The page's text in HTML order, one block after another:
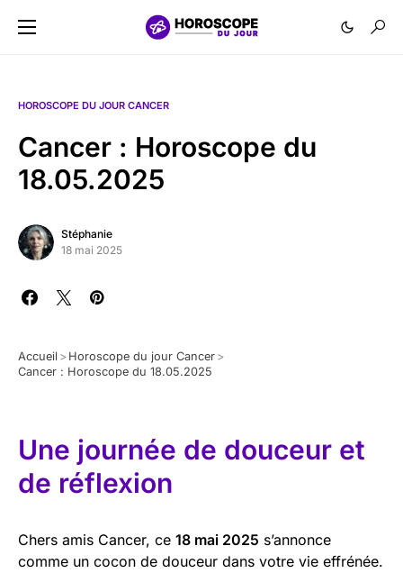
HOROSCOPE DU JOUR CANCER
Cancer : Horoscope du
18.05.2025
Stéphanie
18 mai 2025
Accueil > Horoscope du jour Cancer >
Cancer : Horoscope du 18.05.2025
Une journée de douceur et
de réflexion
Chers amis Cancer, ce 18 mai 2025 s’annonce
comme un cocon de douceur dans votre vie effrénée.